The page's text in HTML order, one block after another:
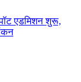
एडमिशन शुरू,